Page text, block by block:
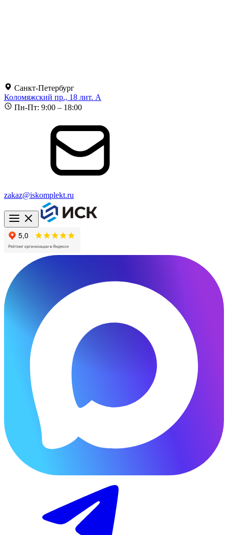
Санкт-Петербург
Коломяжский пр., 18 лит. А
Пн-Пт: 9:00 – 18:00
zakaz@iskomplekt.ru